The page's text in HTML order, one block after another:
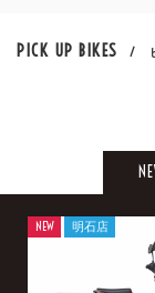
PICK UP BIKES / ピ
NEW 明石店